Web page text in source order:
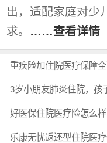
出，适配家庭对少
求。 ……查看详情
重疾险加住院医疗保障
3岁小朋友肺炎住院，孩
好医保住院医疗险怎么
乐康无忧返还型住院医